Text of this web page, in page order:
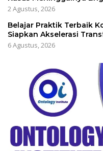
2 Agustus, 2026
Belajar Praktik Terbaik
Siapkan Akselerasi
6 Agustus, 2026